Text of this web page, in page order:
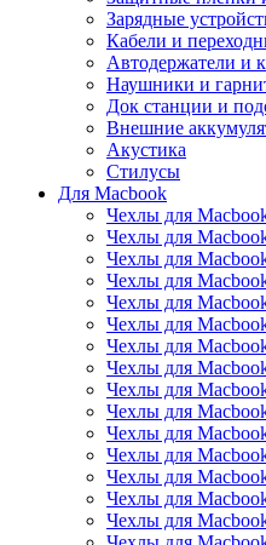
Зарядные
Кабели и
Автодержатели и
Наушники и
Док станции и
Внешние
Акустика
Стилусы
Для Macbook
Чехлы для
Чехлы для
Чехлы для
Чехлы для
Чехлы для
Чехлы для
Чехлы для
Чехлы для
Чехлы для
Чехлы для
Чехлы для
Чехлы для
Чехлы для
Чехлы для
Чехлы для